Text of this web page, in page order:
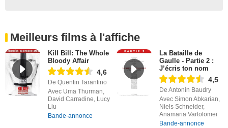
Meilleurs films à l'affiche
Kill Bill: The Whole
Bloody Affair
4,6
De Quentin Tarantino
Avec Uma Thurman,
David Carradine, Lucy
Liu
Bande-annonce
La Bataille de
Gaulle - Partie 2 :
J’écris ton nom
4,5
De Antonin Baudry
Avec Simon Abkarian,
Niels Schneider,
Anamaria Vartolomei
Bande-annonce